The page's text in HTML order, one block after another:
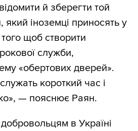
й зберегти той
який іноземці приносять у
щоб створити
служби,
«обертових дверей».
короткий час і
— пояснює Раян.
в Україні